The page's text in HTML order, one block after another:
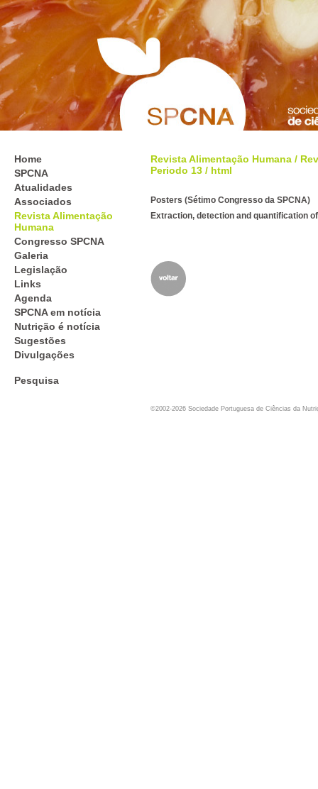
Home
SPCNA
Atualidades
Associados
Revista Alimentação
Humana
Congresso SPCNA
Galeria
Legislação
Links
Agenda
SPCNA em notícia
Nutrição é notícia
Sugestões
Divulgações
Pesquisa
Revista Alimentação Humana /
Periodo 13 / html
Posters (Sétimo Congresso da SPCNA)
Extraction, detection and quantification
©2002-2026 Sociedade Portuguesa de Ciências da